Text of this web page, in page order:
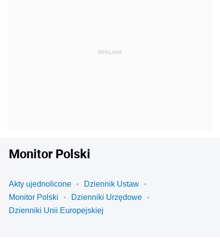
Monitor Polski
Akty ujednolicone
Dziennik Ustaw
Monitor Polski
Dzienniki Urzędowe
Dzienniki Unii Europejskiej